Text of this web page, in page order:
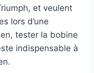
et veulent
lors d’une
tester la bobine
indispensable à